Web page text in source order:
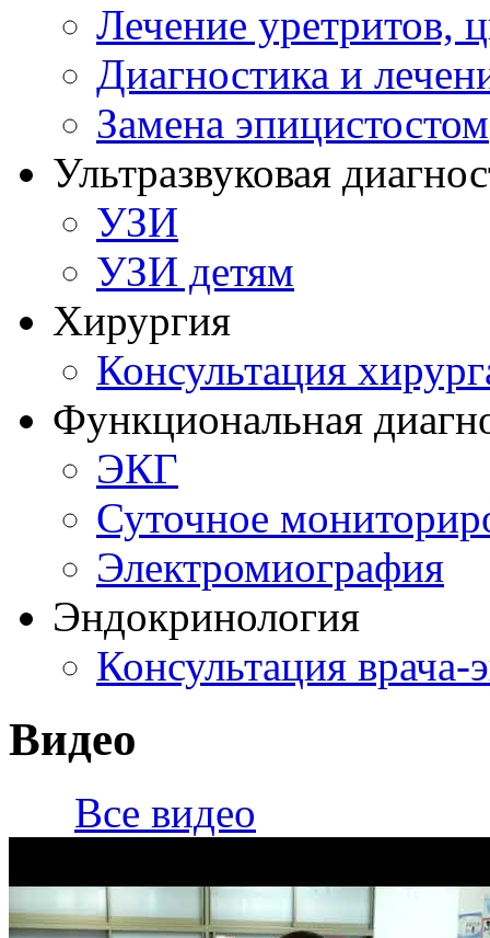
Лечение уретритов,
Диагностика и
Замена эпицистостом
Ультразвуковая
УЗИ
УЗИ детям
Хирургия
Консультация
Функциональная
ЭКГ
Суточное
Электромиография
Эндокринология
Консультация врача-
Видео
Все видео